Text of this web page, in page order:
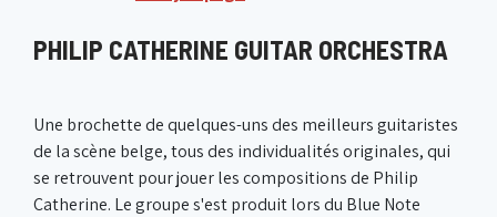
PHILIP CATHERINE GUITAR ORCHESTRA
Une brochette de quelques-uns des meilleurs guitaristes
de la scène belge, tous des individualités originales, qui
se retrouvent pour jouer les compositions de Philip
Catherine. Le groupe s'est produit lors du Blue Note